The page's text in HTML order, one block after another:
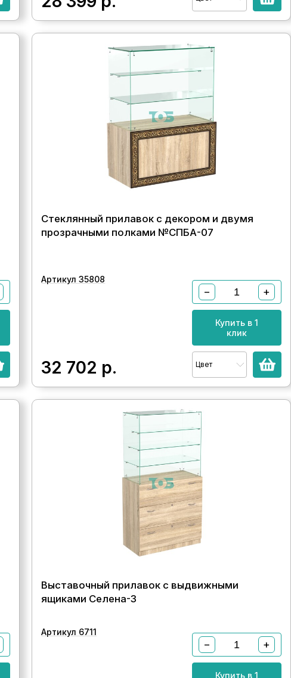
Стеклянный прилавок с декором и двумя
прозрачными полками №СПБА-07
Артикул 35808
32 702 р.
− +
Купить в 1
клик
Цвет
Выставочный прилавок с выдвижными
ящиками Селена-3
Артикул 6711
− +
Купить в 1